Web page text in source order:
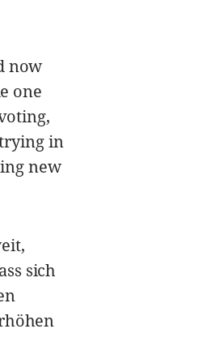
now
one
in
new
sich